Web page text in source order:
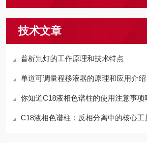
技术文章
普析氘灯的工作原理和技术特点
单道可调量程移液器的原理和应用介绍
你知道C18液相色谱柱的使用注意事项
C18液相色谱柱：反相分离中的核心工